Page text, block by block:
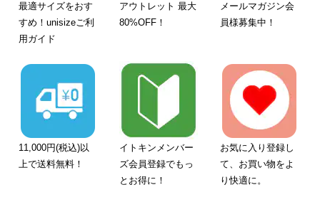
最適サイズをおす
すめ！unisizeご利
用ガイド
アウトレット 最大
80%OFF！
メールマガジン会
員様募集中！
11,000円(税込)以
上で送料無料！
イトキンメンバー
ズ会員登録でもっ
とお得に！
お気に入り登録し
て、お買い物をよ
り快適に。